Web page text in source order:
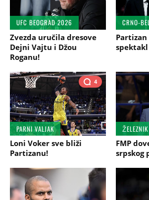
UFC BEOGRAD 2026
Zvezda uručila dresove
Dejni Vajtu i Džou
Roganu!
CRNO-
4
PARNI VALJAK
Loni Voker sve bliži
Partizanu!
ŽELEZNIK
FMP
srpskog